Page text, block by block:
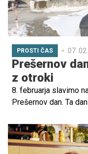
PROSTI ČAS 07.
Prešernov
z otroki
8. februarja slavimo
Prešernov dan. Ta
Franceta Prešerna,
in poezije. Kako? Za